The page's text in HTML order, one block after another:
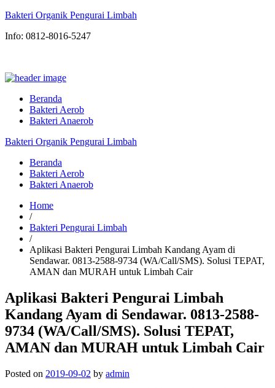
Bakteri Organik Pengurai Limbah
Info: 0812-8016-5247
Beranda
Bakteri Aerob
Bakteri Anaerob
Bakteri Organik Pengurai Limbah
Beranda
Bakteri Aerob
Bakteri Anaerob
Home
/
Bakteri Pengurai Limbah
/
Aplikasi Bakteri Pengurai Limbah Kandang Ayam di
Sendawar. 0813-2588-9734 (WA/Call/SMS). Solusi TEPAT,
AMAN dan MURAH untuk Limbah Cair
Aplikasi Bakteri Pengurai Limbah
Kandang Ayam di Sendawar. 0813-2588-
9734 (WA/Call/SMS). Solusi TEPAT,
AMAN dan MURAH untuk Limbah Cair
Posted on 2019-09-02 by admin